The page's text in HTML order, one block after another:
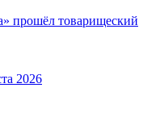
прошёл товарищеский
2026